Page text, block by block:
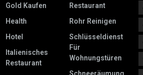
Gold Kaufen
Health
Hotel
Italienisches
Restaurant
Restaurant
Rohr Reinigen
Schlüsseldienst
Für
Wohnungstüren